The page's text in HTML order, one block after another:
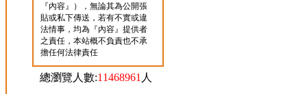
『內容』），無論其為公開張
貼或私下傳送，若有不實或違
法情事，均為『內容』提供者
之責任，本站概不負責也不承
擔任何法律責任
總瀏覽人數:11468961 人